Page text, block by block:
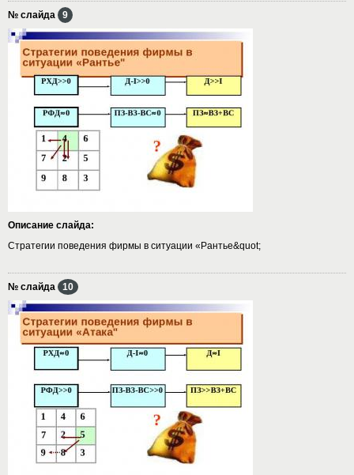
№ слайда 9
Описание слайда:
Стратегии поведения фирмы в ситуации «Рантье&quot;
№ слайда 10